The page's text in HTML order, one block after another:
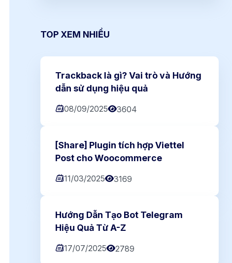
TOP XEM NHIỀU
Trackback là gì? Vai trò và Hướng
dẫn sử dụng hiệu quả
08/09/2025 3604
[Share] Plugin tích hợp Viettel
Post cho Woocommerce
11/03/2025 3169
Hướng Dẫn Tạo Bot Telegram
Hiệu Quả Từ A-Z
17/07/2025 2789